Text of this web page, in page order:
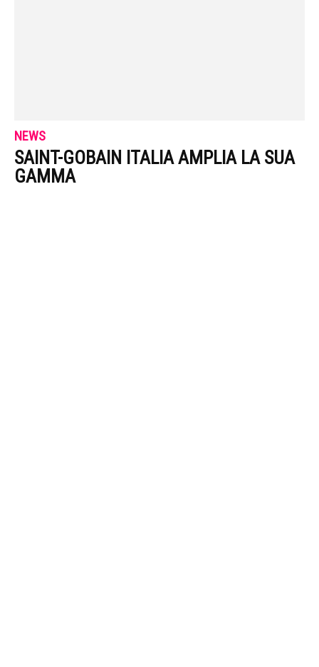
NEWS
SAINT-GOBAIN ITALIA AMPLIA LA SUA
GAMMA